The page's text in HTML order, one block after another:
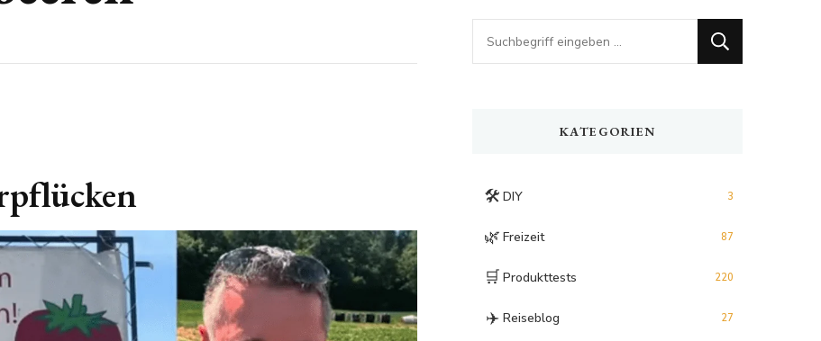
Looking
for
KATEGORIEN
🛠️ DIY 3
🌿 Freizeit 87
🛒 Produkttests 220
✈️ Reiseblog 27